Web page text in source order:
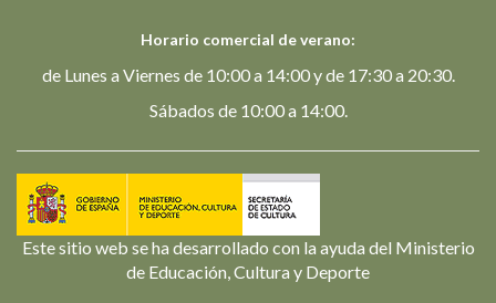
Horario comercial de verano:
de Lunes a Viernes de 10:00 a 14:00 y de 17:30 a 20:30.
Sábados de 10:00 a 14:00.
Este sitio web se ha desarrollado con la ayuda del Ministerio
de Educación, Cultura y Deporte